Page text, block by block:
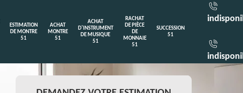
ESTIMATION
DE MONTRE
51
ACHAT
MONTRE
51
ACHAT
D'INSTRUMENT
DE MUSIQUE
51
RACHAT
DE PIÈCE
DE
MONNAIE
51
SUCCESSION
51